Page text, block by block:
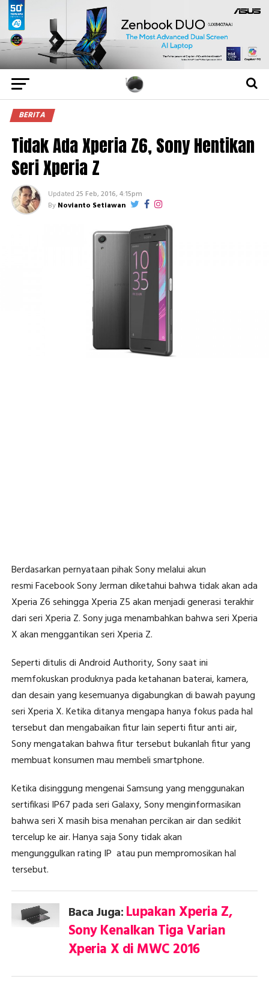
BERITA
Tidak Ada Xperia Z6, Sony Hentikan
Seri Xperia Z
Updated 25 Feb, 2016, 4:15pm
By Novianto Setiawan
Berdasarkan pernyataan pihak Sony melalui akun
resmi Facebook Sony Jerman diketahui bahwa tidak akan ada
Xperia Z6 sehingga Xperia Z5 akan menjadi generasi terakhir
dari seri Xperia Z. Sony juga menambahkan bahwa seri Xperia
X akan menggantikan seri Xperia Z.
Seperti ditulis di Android Authority, Sony saat ini
memfokuskan produknya pada ketahanan baterai, kamera,
dan desain yang kesemuanya digabungkan di bawah payung
seri Xperia X. Ketika ditanya mengapa hanya fokus pada hal
tersebut dan mengabaikan fitur lain seperti fitur anti air,
Sony mengatakan bahwa fitur tersebut bukanlah fitur yang
membuat konsumen mau membeli smartphone.
Ketika disinggung mengenai Samsung yang menggunakan
sertifikasi IP67 pada seri Galaxy, Sony menginformasikan
bahwa seri X masih bisa menahan percikan air dan sedikit
tercelup ke air. Hanya saja Sony tidak akan
mengunggulkan rating IP atau pun mempromosikan hal
tersebut.
Baca Juga:Lupakan Xperia Z,
Sony Kenalkan Tiga Varian
Xperia X di MWC 2016